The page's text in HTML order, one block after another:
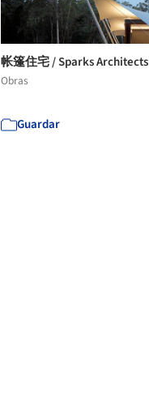
帐篷住宅 / Sparks Architects
Obras
Guardar